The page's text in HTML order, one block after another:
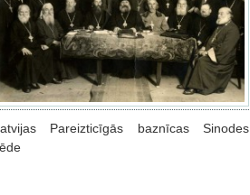
Pareizticīgās baznīcas Sinodes